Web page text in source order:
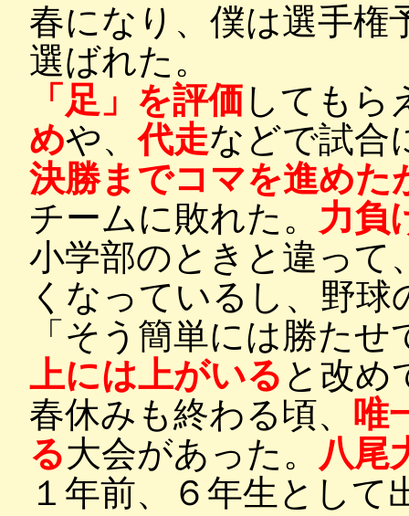
春になり、僕は選手権
選ばれた。
「足」を評価 してもら
めや、代走などで試合
決勝までコマを進めた
チームに敗れた。 力負
小学部のときと違って
くなっているし、野
「そう簡単には勝た
上には上がいる と改め
春休みも終わる頃、
唯
る大会があった。
八尾
１年前、６年生とし